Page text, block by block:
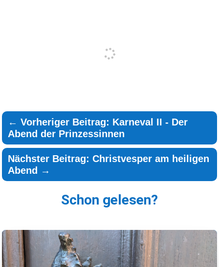
←Vorheriger Beitrag: Karneval II - Der
Abend der Prinzessinnen
Nächster Beitrag: Christvesper am heiligen
Abend →
Schon gelesen?